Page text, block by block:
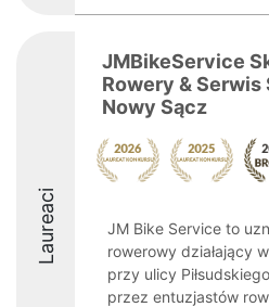
Laureaci
JMBikeService
Rowery & Serwis
Nowy Sącz
JM Bike Service to
rowerowy działający
przy ulicy
przez entuzjastów